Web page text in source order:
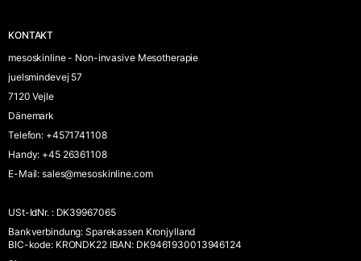
KONTAKT
mesoskinline - Non-invasive Mesotherapie
juelsmindevej 57
7120 Vejle
Dänemark
Telefon: +4571741108
Handy: +45 26361108
E-Mail: sales@mesoskinline.com
USt-IdNr. :DK39967065
Bankverbindung: Sparekassen Kronjylland
BIC-kode: KRONDK22 IBAN: DK9461930013946124